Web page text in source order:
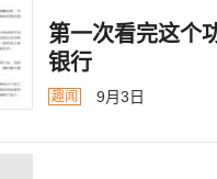
第一次看完这个
银行
趣闻 9月3日